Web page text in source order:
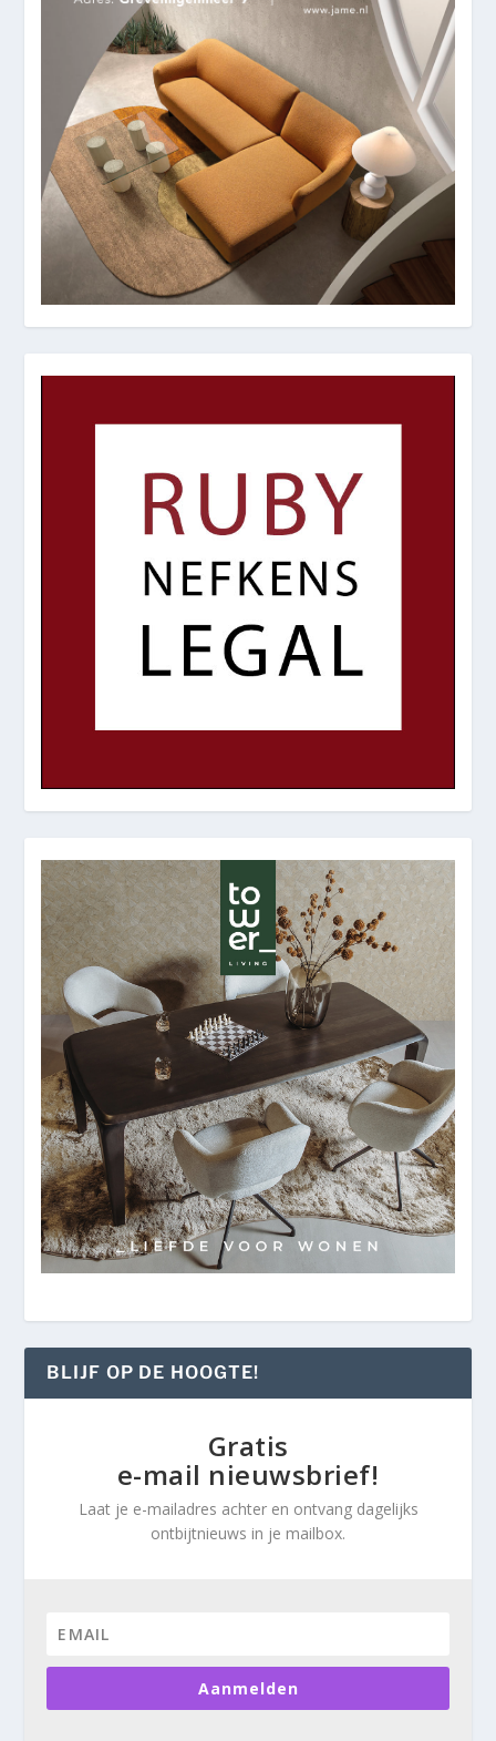
BLIJF OP DE HOOGTE!
Gratis
e-mail nieuwsbrief!
Laat je e-mailadres achter en ontvang dagelijks
ontbijtnieuws in je mailbox.
Aanmelden